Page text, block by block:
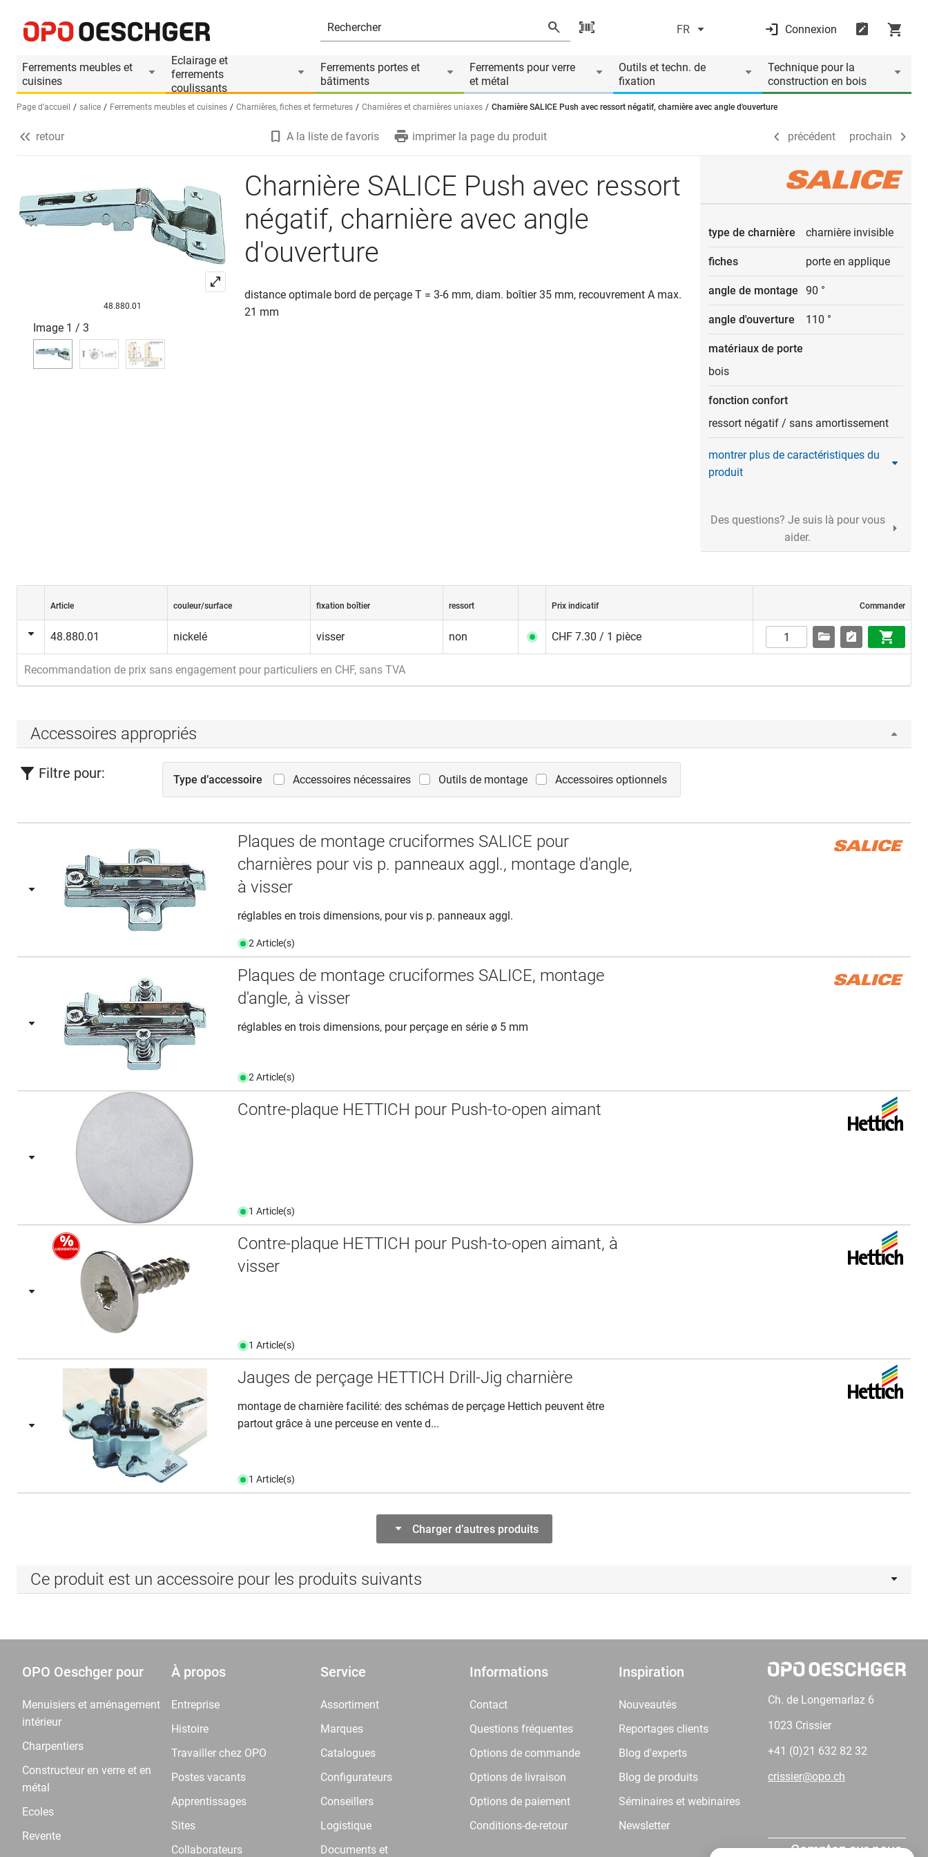
FR Connexion
Ferrements meubles et
cuisines
Eclairage et
ferrements
coulissants
Ferrements portes et
bâtiments
Ferrements pour verre
et métal
Outils et techn. de
fixation
Technique pour la
construction en bois
Sélectionnez une langue (FR)
Page d’accueil salice Ferrements meubles et cuisines Charnières, fiches et fermetures Charnières et charnières uniaxes Charnière SALICE Push avec ressort négatif, charnière avec angle d'ouverture
Informations produit
Accessoires appropriés Le produit est accessoire de précédent prochain
retour A la liste de favoris imprimer la page du produit précédent prochain
48.880.01
Image 1 / 3
Charnière SALICE Push avec ressort
négatif, charnière avec angle
d'ouverture
distance optimale bord de perçage T = 3-6 mm, diam. boîtier 35 mm, recouvrement A max.
21 mm
type de charnière charnière invisible
fiches porte en applique
angle de montage 90 °
angle d'ouverture 110 °
matériaux de porte
bois
fonction confort
ressort négatif / sans amortissement
montrer plus de caractéristiques du
produit
Des questions? Je suis là pour vous
aider.
Article couleur/surface fixation boîtier ressort Prix indicatif Commander
48.880.01 nickelé visser non CHF 7.30 / 1 pièce
Recommandation de prix sans engagement pour particuliers en CHF, sans TVA
Accessoires appropriés
Filtre pour: Type d’accessoire Accessoires nécessaires Outils de montage Accessoires optionnels
Plaques de montage cruciformes SALICE pour
charnières pour vis p. panneaux aggl., montage d'angle,
à visser
réglables en trois dimensions, pour vis p. panneaux aggl.
2 Article(s)
Plaques de montage cruciformes SALICE, montage
d'angle, à visser
réglables en trois dimensions, pour perçage en série ø 5 mm
2 Article(s)
Contre-plaque HETTICH pour Push-to-open aimant
1 Article(s)
Contre-plaque HETTICH pour Push-to-open aimant, à
visser
1 Article(s)
Jauges de perçage HETTICH Drill-Jig charnière
montage de charnière facilité: des schémas de perçage Hettich peuvent être
partout grâce à une perceuse en vente d...
1 Article(s)
Charger d’autres produits
Ce produit est un accessoire pour les produits suivants
OPO Oeschger pour
Menuisiers et aménagement
intérieur
Charpentiers
Constructeur en verre et en
métal
Ecoles
Revente
À propos
Entreprise
Histoire
Travailler chez OPO
Postes vacants
Apprentissages
Sites
Collaborateurs
Service
Assortiment
Marques
Catalogues
Configurateurs
Conseillers
Logistique
Documents et
Informations
Contact
Questions fréquentes
Options de commande
Options de livraison
Options de paiement
Conditions-de-retour
Inspiration
Nouveautés
Reportages clients
Blog d'experts
Blog de produits
Séminaires et webinaires
Newsletter
Ch. de Longemarlaz 6
1023 Crissier
+41 (0)21 632 82 32
crissier@opo.ch
Comptez sur nous.